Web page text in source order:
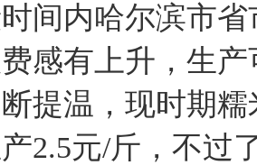
内哈尔滨市省
感有上升，生
提温，现时期
2.5元/斤，不过